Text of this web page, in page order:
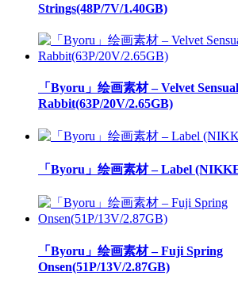
Strings(48P/7V/1.40GB)
「Byoru」绘画素材 – Velvet Sensual
Rabbit(63P/20V/2.65GB)
「Byoru」绘画素材 – Label
「Byoru」绘画素材 – Fuji Spring
Onsen(51P/13V/2.87GB)